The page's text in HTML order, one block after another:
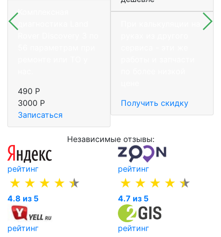
Комплексная
490 Р
3000 Р
Записаться
Получить скидку
Независимые отзывы:
рейтинг
4.8 из 5
рейтинг
4.7 из 5
рейтинг рейтинг